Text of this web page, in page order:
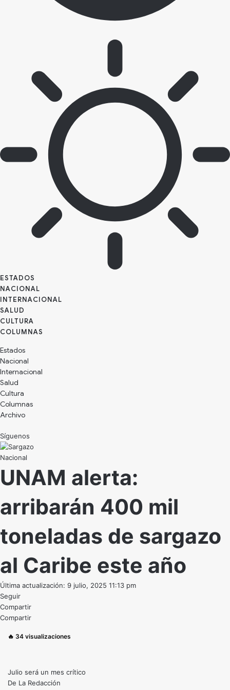
ESTADOS
NACIONAL
INTERNACIONAL
SALUD
CULTURA
Estados
Nacional
Internacional
Salud
Cultura
Archivo
Síguenos
Nacional
UNAM alerta:
arribarán 400 mil
toneladas de sargazo
al Caribe este año
Última actualización: 9 julio, 2025 11:13 pm
Seguir
Compartir
Compartir
🔥 34 visualizaciones
Julio será un mes crítico
De La Redacción